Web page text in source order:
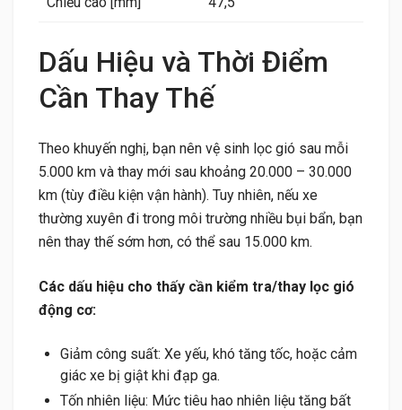
Dấu Hiệu và Thời Điểm
Cần Thay Thế
Theo khuyến nghị, bạn nên vệ sinh lọc gió sau mỗi
5.000 km và thay mới sau khoảng 20.000 – 30.000
km (tùy điều kiện vận hành). Tuy nhiên, nếu xe
thường xuyên đi trong môi trường nhiều bụi bẩn, bạn
nên thay thế sớm hơn, có thể sau 15.000 km.
Các dấu hiệu cho thấy cần kiểm tra/thay lọc gió
động cơ:
Giảm công suất: Xe yếu, khó tăng tốc, hoặc cảm
giác xe bị giật khi đạp ga.
Tốn nhiên liệu: Mức tiêu hao nhiên liệu tăng bất